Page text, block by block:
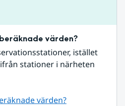
värden?
istället
stationer i närheten
värden?